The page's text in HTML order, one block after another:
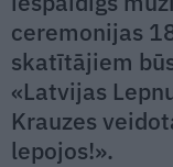
ceremonijas
skatītājiem
«Latvijas
Krauzes
lepojos!».